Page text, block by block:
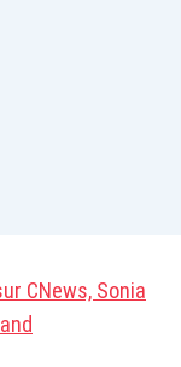
CNews, Sonia